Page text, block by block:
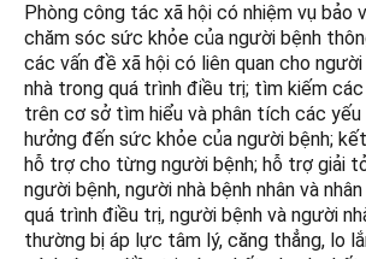
Phòng công tác xã hội có nhiệm vụ bảo
chăm sóc sức khỏe của người bệnh
các vấn đề xã hội có liên quan cho
nhà trong quá trình điều trị; tìm kiếm
trên cơ sở tìm hiểu và phân tích các yếu
hưởng đến sức khỏe của người bệnh;
hỗ trợ cho từng người bệnh; hỗ trợ giải
người bệnh, người nhà bệnh nhân và
quá trình điều trị, người bệnh và người
thường bị áp lực tâm lý, căng thẳng, lo